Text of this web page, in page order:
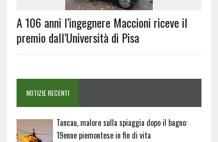
A 106 anni l’ingegnere Maccioni riceve il
premio dall’Università di Pisa
NOTIZIE RECENTI
Tancau, malore sulla spiaggia dopo il bagno:
19enne piemontese in fin di vita